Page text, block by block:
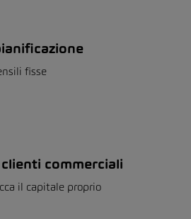
fisse
commerciali
il capitale proprio